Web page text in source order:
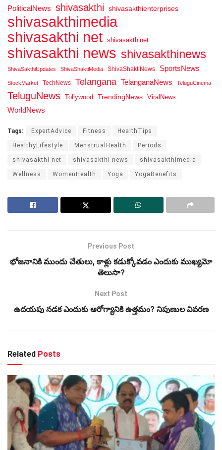
PoliticalNews shivasakthi shivasakthienterprises
shivasakthimedia
shivasakthi net shivasakthinet
shivasakthi news shivasakthinews
ShivaSakthiUpdates ShivaShaktiMedia ShivaShaktiNews SportsNews
StockMarket TechNews Telangana TelanganaNews TeluguCinema
TeluguNews Tollywood TrendingNews ViralNews
WorldNews
Tags: ExpertAdvice Fitness HealthTips
HealthyLifestyle MenstrualHealth Periods
shivasakthi net shivasakthi news shivasakthimedia
Wellness WomenHealth Yoga YogaBenefits
Previous Post
భోజనానికి ముందు చేతులు, కాళ్లు కడుక్కోవడం ఎందుకు ముఖ్యమో
తెలుసా?
Next Post
ఉదయపు నడక ఎందుకు ఆరోగ్యానికి ఉత్తమం? నిపుణుల వివరణ
Related Posts